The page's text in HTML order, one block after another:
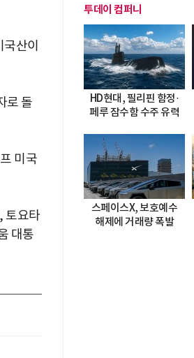
산이
로 돌
미국
토요타
대통
투데이 컴퍼니
HD현대, 필리핀 함정·
페루 잠수함 수주 유력
스페이스X, 보호예수
해제에 거래량 폭발